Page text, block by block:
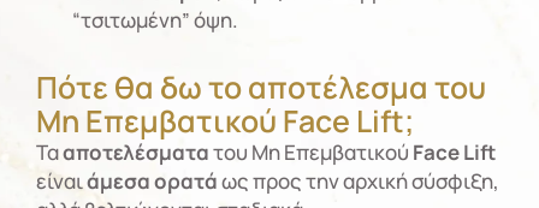
“τσιτωμένη” όψη.
Πότε θα δω το αποτέλεσμα του
Μη Επεμβατικού Face Lift;
Τααποτελέσματατου Μη Επεμβατικού Face Lift
είναιάμεσα ορατάως προς την αρχική σύσφιξη,